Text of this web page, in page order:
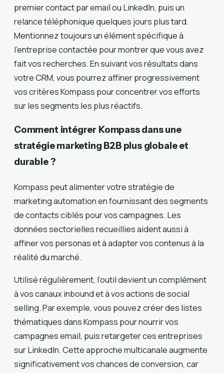
premier contact par email ou LinkedIn, puis un
relance téléphonique quelques jours plus tard.
Mentionnez toujours un élément spécifique à
l’entreprise contactée pour montrer que vous avez
fait vos recherches. En suivant vos résultats dans
votre CRM, vous pourrez affiner progressivement
vos critères Kompass pour concentrer vos efforts
sur les segments les plus réactifs.
Comment intégrer Kompass dans une
stratégie marketing B2B plus globale et
durable ?
Kompass peut alimenter votre stratégie de
marketing automation en fournissant des segments
de contacts ciblés pour vos campagnes. Les
données sectorielles recueillies aident aussi à
affiner vos personas et à adapter vos contenus à la
réalité du marché.
Utilisé régulièrement, l’outil devient un complément
à vos canaux inbound et à vos actions de social
selling. Par exemple, vous pouvez créer des listes
thématiques dans Kompass pour nourrir vos
campagnes email, puis retargeter ces entreprises
sur LinkedIn. Cette approche multicanale augmente
significativement vos chances de conversion, car